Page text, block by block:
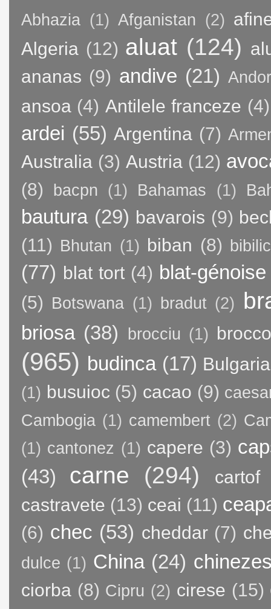
Abhazia (1) Afganistan (2)
Algeria (12) aluat (124)
ananas (9) andive (21)
ansoa (4) Antilele franceze (4)
ardei (55) Argentina (7)
Australia (3) Austria (12)
(8) bacpn (1) Bahamas (1)
bautura (29) bavarois (9)
(11) Bhutan (1) biban (8)
(77) blat tort (4) blat-génoise
(5) Botswana (1) bradut (2)
briosa (38) brocciu (1)
(965) budinca (17) Bulgaria
(1) busuioc (5) cacao (9)
Cambogia (1) camembert (2)
(1) cantonez (1) capere (3)
(43)
carne (294)
cartof
castravete (13) ceai (11)
(6) chec (53) cheddar (7)
dulce (1) China (24)
ciorba (8) Cipru (2) cirese (15)